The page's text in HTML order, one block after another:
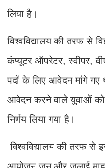
लिया है।
विश्वविद्यालय की तरफ से
कंप्यूटर ऑपरेटर, स्वीपर,
पदों के लिए आवेदन मांगे
आवेदन करने वाले युवाओं को
निर्णय लिया गया है।
विश्वविद्यालय की तरफ से